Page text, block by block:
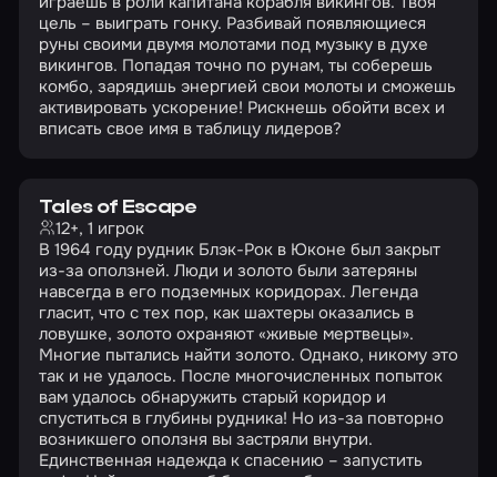
цель – выиграть гонку. Разбивай появляющиеся
руны своими двумя молотами под музыку в духе
викингов. Попадая точно по рунам, ты соберешь
комбо, зарядишь энергией свои молоты и сможешь
активировать ускорение! Рискнешь обойти всех и
вписать свое имя в таблицу лидеров?
Tales of Escape
12+, 1 игрок
В 1964 году рудник Блэк-Рок в Юконе был закрыт
из-за оползней. Люди и золото были затеряны
навсегда в его подземных коридорах. Легенда
гласит, что с тех пор, как шахтеры оказались в
ловушке, золото охраняют «живые мертвецы».
Многие пытались найти золото. Однако, никому это
так и не удалось. После многочисленных попыток
вам удалось обнаружить старый коридор и
спуститься в глубины рудника! Но из-за повторно
возникшего оползня вы застряли внутри.
Единственная надежда к спасению – запустить